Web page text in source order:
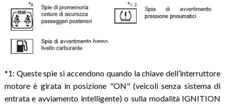
*1: Queste spie si accendono quando la chiave dell’interruttore
motore è girata in posizione "ON" (veicoli senza sistema di
entrata e avviamento intelligente) o sulla modalità IGNITION